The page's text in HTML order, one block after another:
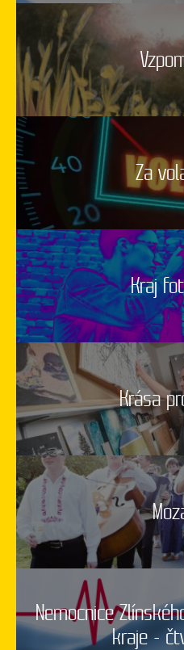
Za
Kraj
Krása
Nemocnice
kraje -